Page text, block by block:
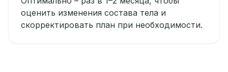
оценить изменения состава тела и
скорректировать план при необходимости.